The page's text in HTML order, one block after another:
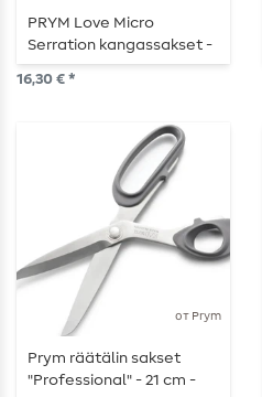
PRYM Love Micro
Serration kangassakset -
13,5 cm -
vaaleanpunainen
16,30 € *
от Prym
Prym räätälin sakset
"Professional" - 21 cm -